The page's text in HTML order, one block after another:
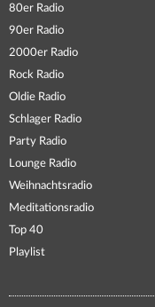
80er Radio
90er Radio
2000er Radio
Rock Radio
Oldie Radio
Schlager Radio
Party Radio
Lounge Radio
Weihnachtsradio
Meditationsradio
Top 40
Playlist